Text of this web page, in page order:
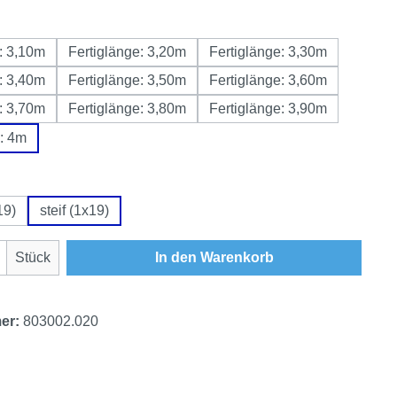
3,10m Fertiglänge: 3,20m
Fertiglänge: 3,30m
3,40m
Fertiglänge: 3,50m
Fertiglänge: 3,60m
3,70m
Fertiglänge: 3,80m
Fertiglänge: 3,90m
4m
steif (1x19)
Gib den gewünschten Wert ein
Stück In den Warenkorb
803002.020